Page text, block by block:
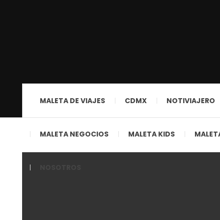
MALETA DE VIAJES CDMX NOTIVIAJERO
MALETA NEGOCIOS MALETA KIDS